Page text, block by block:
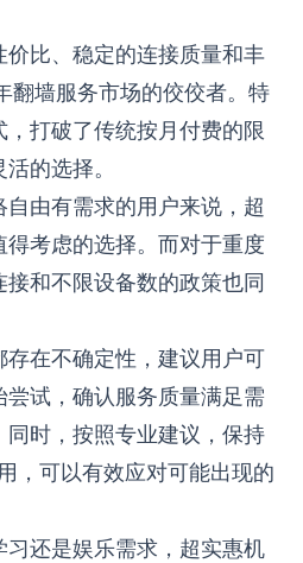
比、稳定的连接质量和丰
翻墙服务市场的佼佼者。特
打破了传统按月付费的限
的选择。
由有需求的用户来说，超
考虑的选择。而对于重度
和不限设备数的政策也同
在不确定性，建议用户可
试，确认服务质量满足需
时，按照专业建议，保持
，可以有效应对可能出现的
还是娱乐需求，超实惠机